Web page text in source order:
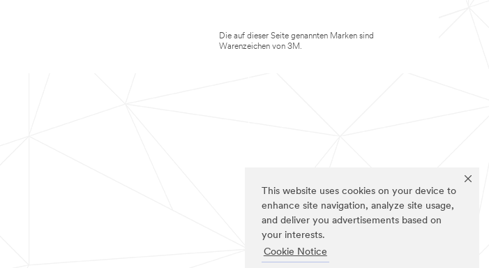
This website uses cookies on your device to
enhance site navigation, analyze site usage,
and deliver you advertisements based on
your interests.
Cookie Notice
Die auf dieser Seite genannten Marken sind
Warenzeichen von 3M.